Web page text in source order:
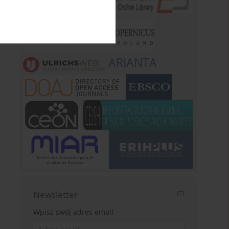
ARIANTA
Newsletter
Wpisz swój adres email